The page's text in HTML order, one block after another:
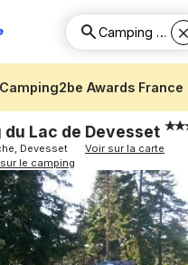
Camping2be Awards France
du Lac de Devesset
Devesset
Voir sur la carte
le camping